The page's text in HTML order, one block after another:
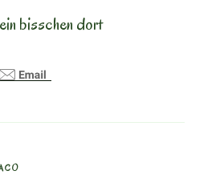
bisschen dort